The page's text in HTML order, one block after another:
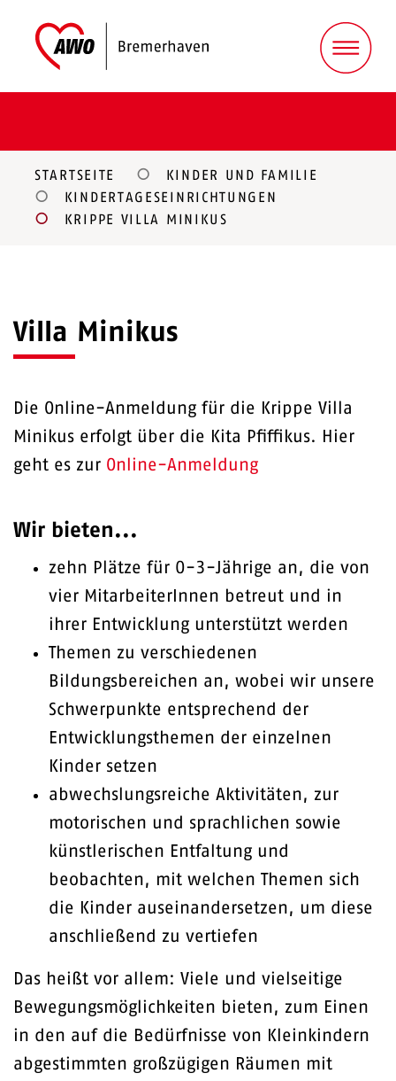
STARTSEITE
KINDER UND FAMILIE
KINDERTAGESEINRICHTUNGEN
KRIPPE VILLA MINIKUS
Villa Minikus
Die Online-Anmeldung für die Krippe Villa
Minikus erfolgt über die Kita Pfiffikus. Hier
geht es zur Online-Anmeldung
Wir bieten...
zehn Plätze für 0-3-Jährige an, die von
vier MitarbeiterInnen betreut und in
ihrer Entwicklung unterstützt werden
Themen zu verschiedenen
Bildungsbereichen an, wobei wir unsere
Schwerpunkte entsprechend der
Entwicklungsthemen der einzelnen
Kinder setzen
abwechslungsreiche Aktivitäten, zur
motorischen und sprachlichen sowie
künstlerischen Entfaltung und
beobachten, mit welchen Themen sich
die Kinder auseinandersetzen, um diese
anschließend zu vertiefen
Das heißt vor allem: Viele und vielseitige
Bewegungsmöglichkeiten bieten, zum Einen
in den auf die Bedürfnisse von Kleinkindern
abgestimmten großzügigen Räumen mit